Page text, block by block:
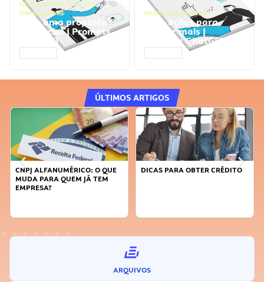
NEGÓCIOS, PROCESSOS
EMPRESARIAIS
Faça uma proposta
comercial | Prompts
ChatGPT
NEGÓCIOS, VENDAS
Faça ações para
vender mais |
Prompts ChatGPT
ÚLTIMOS ARTIGOS
CNPJ ALFANUMÉRICO: O QUE
MUDA PARA QUEM JÁ TEM
EMPRESA?
DICAS PARA OBTER CRÉDITO
ARQUIVOS